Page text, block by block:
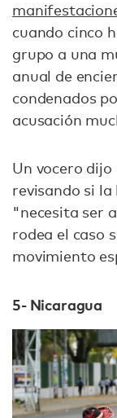
cuando cinco
grupo a una
anual de
condenados
acusación
Un vocero
revisando si la
"necesita ser
rodea el caso
movimiento
5- Nicaragua